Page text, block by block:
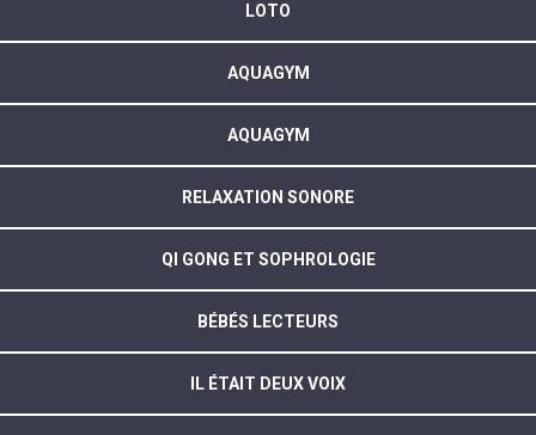
LOTO
AQUAGYM
AQUAGYM
RELAXATION SONORE
QI GONG ET SOPHROLOGIE
BÉBÉS LECTEURS
IL ÉTAIT DEUX VOIX